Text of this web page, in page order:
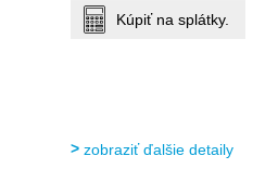
Kúpiť na splátky.
zobraziť ďalšie detaily